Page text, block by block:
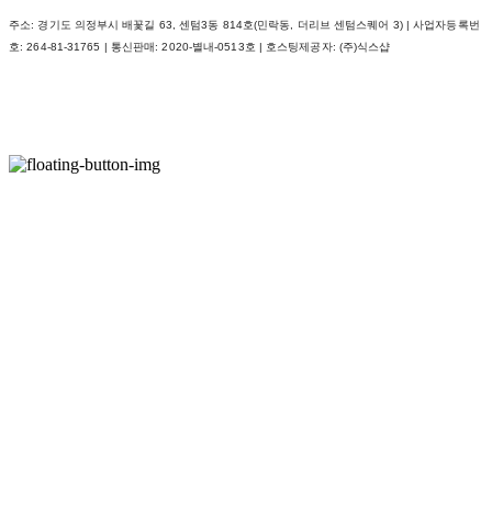
주소: 경기도 의정부시 배꽃길 63, 센텀3동 814호(민락동, 더리브 센텀스퀘어 3) | 사업자등록번
호:264-81-31765 | 통신판매:2020-별내-0513호 | 호스팅제공자: (주)식스샵